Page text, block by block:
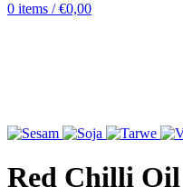
0 items / €0,00
Red Chilli